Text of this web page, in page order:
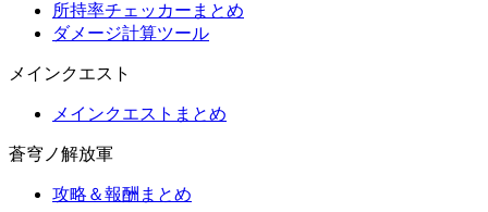
所持率チェッカーまとめ
ダメージ計算ツール
メインクエスト
メインクエストまとめ
蒼穹ノ解放軍
攻略＆報酬まとめ